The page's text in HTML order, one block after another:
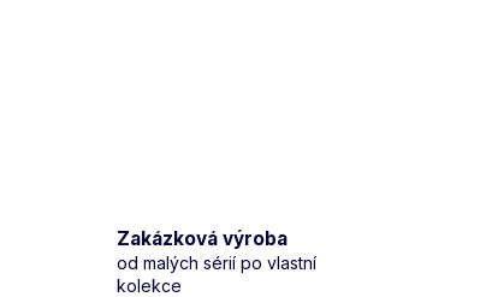
Zakázková výroba
od malých sérií po vlastní
kolekce